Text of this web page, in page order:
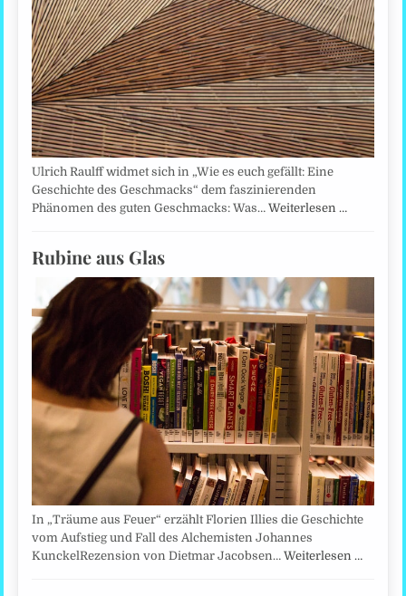
Ulrich Raulff widmet sich in „Wie es euch gefällt: Eine
Geschichte des Geschmacks“ dem faszinierenden
Phänomen des guten Geschmacks: Was…Weiterlesen …
Rubine aus Glas
In „Träume aus Feuer“ erzählt Florien Illies die Geschichte
vom Aufstieg und Fall des Alchemisten Johannes
KunckelRezension von Dietmar Jacobsen…Weiterlesen …